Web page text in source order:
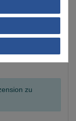
zu